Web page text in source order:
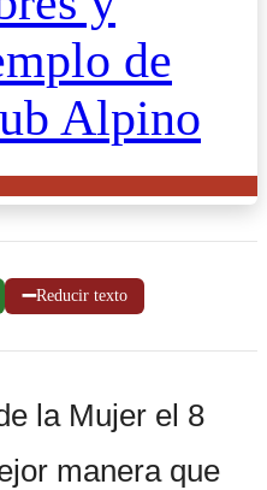
➖Reducir texto
la Mujer el 8
manera que